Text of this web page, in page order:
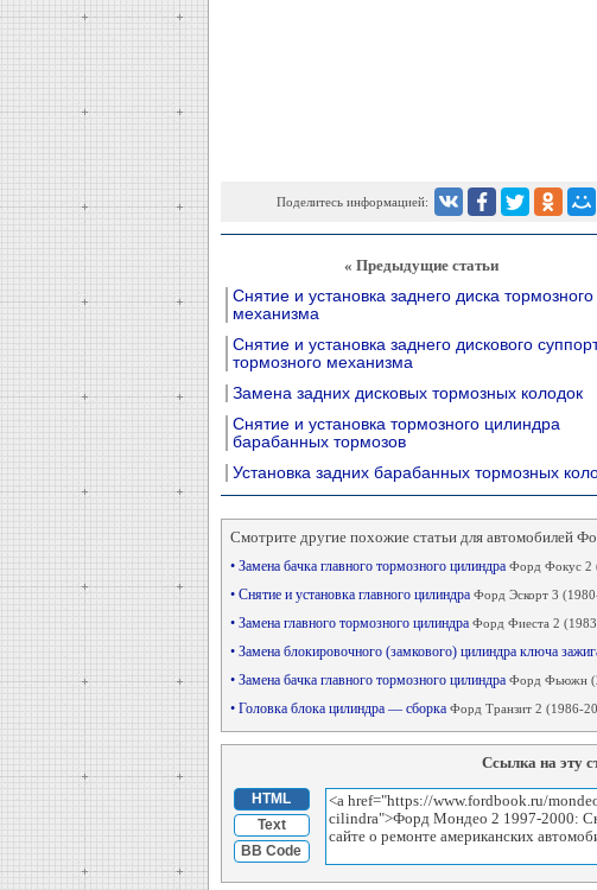
Поделитесь информацией:
« Предыдущие статьи
Снятие и установка заднего диска тормозного
механизма
Снятие и установка заднего дискового
тормозного механизма
Замена задних дисковых тормозных колодок
Снятие и установка тормозного цилиндра
барабанных тормозов
Установка задних барабанных тормозных
Смотрите другие похожие статьи для автомобилей
• Замена бачка главного тормозного цилиндра Форд Фокус 2
• Снятие и установка главного цилиндра Форд Эскорт 3
• Замена главного тормозного цилиндра Форд Фиеста 2
• Замена блокировочного (замкового) цилиндра ключа
• Замена бачка главного тормозного цилиндра Форд Фьюжн
• Головка блока цилиндра — сборка Форд Транзит 2 (1986-
Ссылка на эту
HTML
Text
BB Code